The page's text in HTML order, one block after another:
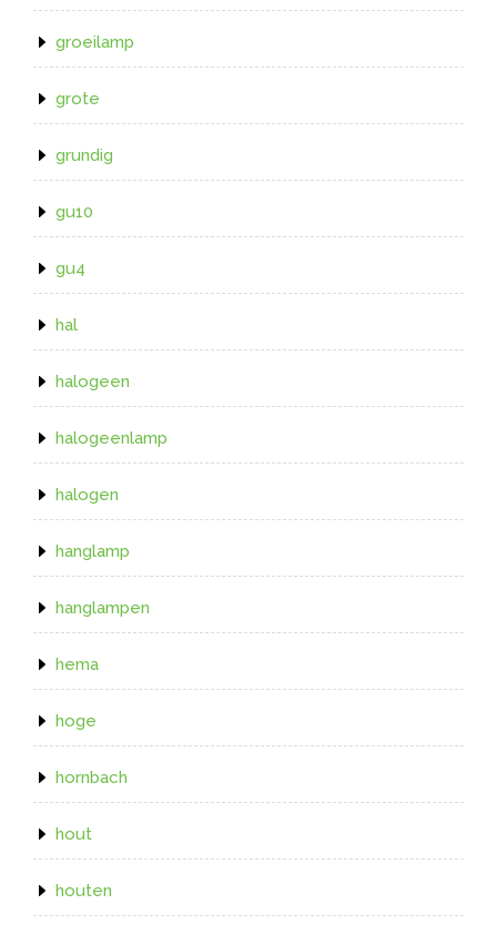
groeilamp
grote
grundig
gu10
gu4
hal
halogeen
halogeenlamp
halogen
hanglamp
hanglampen
hema
hoge
hornbach
hout
houten